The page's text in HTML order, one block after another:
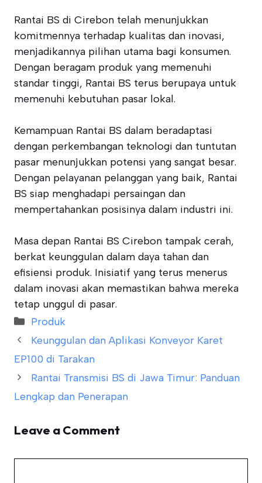
Rantai BS di Cirebon telah menunjukkan
komitmennya terhadap kualitas dan inovasi,
menjadikannya pilihan utama bagi konsumen.
Dengan beragam produk yang memenuhi
standar tinggi, Rantai BS terus berupaya untuk
memenuhi kebutuhan pasar lokal.
Kemampuan Rantai BS dalam beradaptasi
dengan perkembangan teknologi dan tuntutan
pasar menunjukkan potensi yang sangat besar.
Dengan pelayanan pelanggan yang baik, Rantai
BS siap menghadapi persaingan dan
mempertahankan posisinya dalam industri ini.
Masa depan Rantai BS Cirebon tampak cerah,
berkat keunggulan dalam daya tahan dan
efisiensi produk. Inisiatif yang terus menerus
dalam inovasi akan memastikan bahwa mereka
tetap unggul di pasar.
Categories
Produk
Keunggulan dan Aplikasi Konveyor Karet
EP100 di Tarakan
Rantai Transmisi BS di Jawa Timur: Panduan
Lengkap dan Penerapan
Leave a Comment